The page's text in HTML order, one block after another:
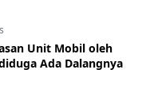
Unit Mobil oleh
Ada Dalangnya